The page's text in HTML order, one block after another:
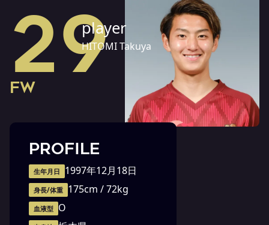
29
player
HITOMI Takuya
FW
PROFILE
生年月日 1997年12月18日
身長/体重 175cm / 72kg
血液型 O